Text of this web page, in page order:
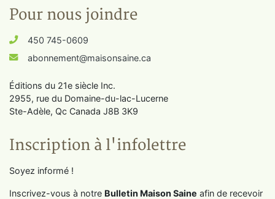
Pour nous joindre
450 745-0609
abonnement@maisonsaine.ca
Éditions du 21e siècle Inc.
2955, rue du Domaine-du-lac-Lucerne
Ste-Adèle, Qc Canada J8B 3K9
Inscription à l'infolettre
Soyez informé !
Inscrivez-vous à notre Bulletin Maison Saine afin de recevoir